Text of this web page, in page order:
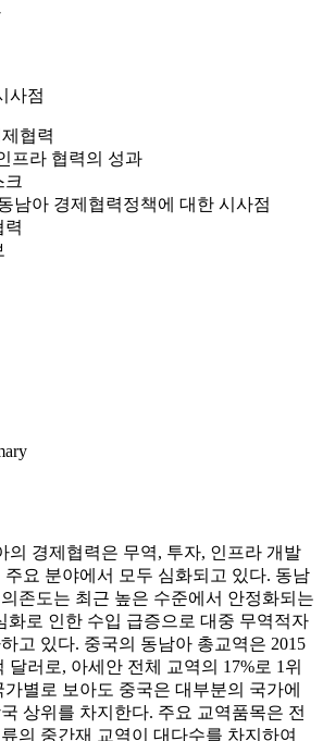
사점
협력
프라 협력의 성과
크
남아 경제협력정책에 대한 시사점
력
의 경제협력은 무역, 투자, 인프라 개발
주요 분야에서 모두 심화되고 있다. 동남
존도는 최근 높은 수준에서 안정화되는
화로 인한 수입 급증으로 대중 무역적자
고 있다. 중국의 동남아 총교역은 2015
달러로, 아세안 전체 교역의 17%로 1위
별로 보아도 중국은 대부분의 국가에
상위를 차지한다. 주요 교역품목은 전
의 중간재 교역이 대다수를 차지하여